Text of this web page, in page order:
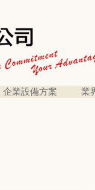
企業設備方案 業